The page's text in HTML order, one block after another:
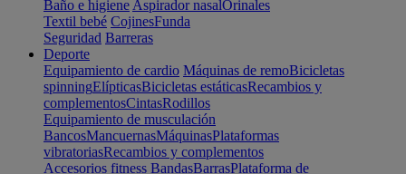
Baño e higiene Aspirador nasalOrinales
Textil bebé CojinesFunda
Seguridad Barreras
Deporte
Equipamiento de cardio Máquinas de remoBicicletas
spinningElípticasBicicletas estáticasRecambios y
complementosCintasRodillos
Equipamiento de musculación
BancosMancuernasMáquinasPlataformas
vibratoriasRecambios y complementos
Accesorios fitness BandasBarrasPlataforma de